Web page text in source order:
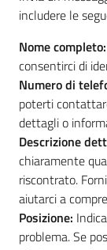
includere le
Nome completo:
consentirci di
Numero di
poterti
dettagli o
Descrizione
chiaramente
riscontrato.
aiutarci a
Posizione:
problema. Se